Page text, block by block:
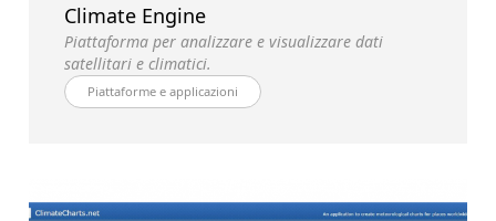
Climate Engine
Piattaforma per analizzare e visualizzare dati
satellitari e climatici.
Piattaforme e applicazioni